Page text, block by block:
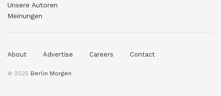
Unsere Autoren
Meinungen
About Advertise Careers Contact
© 2025 Berlin Morgen